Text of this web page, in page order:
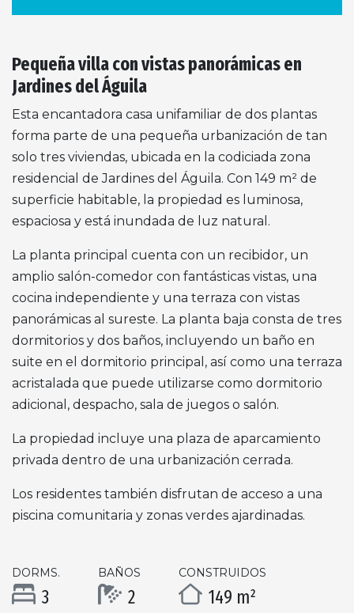
Pequeña villa con vistas panorámicas en
Jardines del Águila
Esta encantadora casa unifamiliar de dos plantas
forma parte de una pequeña urbanización de tan
solo tres viviendas, ubicada en la codiciada zona
residencial de Jardines del Águila. Con 149 m² de
superficie habitable, la propiedad es luminosa,
espaciosa y está inundada de luz natural.
La planta principal cuenta con un recibidor, un
amplio salón-comedor con fantásticas vistas, una
cocina independiente y una terraza con vistas
panorámicas al sureste. La planta baja consta de tres
dormitorios y dos baños, incluyendo un baño en
suite en el dormitorio principal, así como una terraza
acristalada que puede utilizarse como dormitorio
adicional, despacho, sala de juegos o salón.
La propiedad incluye una plaza de aparcamiento
privada dentro de una urbanización cerrada.
Los residentes también disfrutan de acceso a una
piscina comunitaria y zonas verdes ajardinadas.
DORMS.
3
BAÑOS
2
CONSTRUIDOS
149 m²